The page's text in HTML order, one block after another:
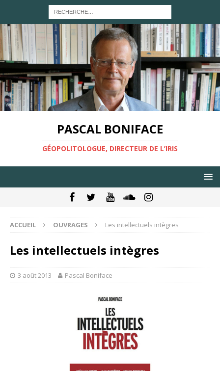
PASCAL BONIFACE
GÉOPOLITOLOGUE, DIRECTEUR DE L’IRIS
ACCUEIL OUVRAGES Les intellectuels intègres
Les intellectuels intègres
3 août 2013 Pascal Boniface